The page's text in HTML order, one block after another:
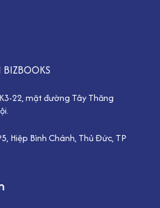
22, mặt đường Tây Thăng
Hiệp Bình Chánh, Thủ Đức, TP